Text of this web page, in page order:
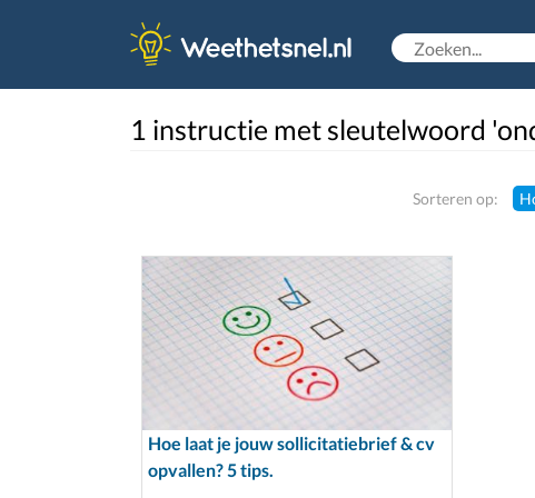
1 instructie met sleutelwoord
Sorteren op:
Hoe laat je jouw sollicitatiebrief & cv
opvallen? 5 tips.